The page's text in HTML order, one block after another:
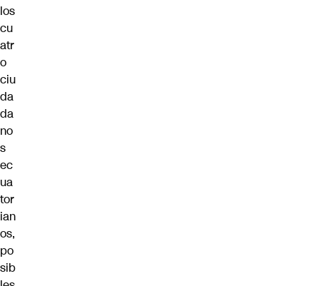
los
cu
atr
o
ciu
da
da
no
s
ec
ua
tor
ian
os,
po
sib